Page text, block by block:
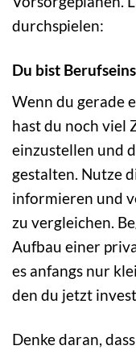
durchspielen:
Du bist
Wenn du gerade
hast du noch viel
einzustellen und
gestalten. Nutze
informieren und
zu vergleichen.
Aufbau einer
es anfangs nur
den du jetzt
Denke daran,